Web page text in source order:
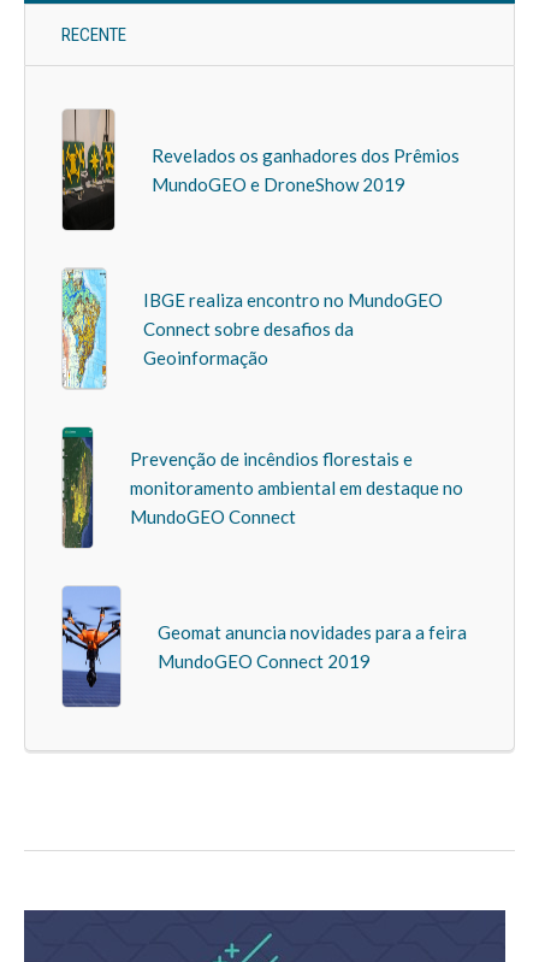
RECENTE
Revelados os ganhadores dos Prêmios
MundoGEO e DroneShow 2019
IBGE realiza encontro no MundoGEO
Connect sobre desafios da
Geoinformação
Prevenção de incêndios florestais e
monitoramento ambiental em destaque no
MundoGEO Connect
Geomat anuncia novidades para a feira
MundoGEO Connect 2019